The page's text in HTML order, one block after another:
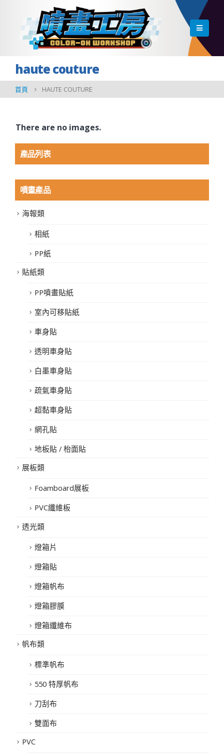
haute couture
首頁 HAUTE COUTURE
There are no images.
產品列表
噴畫產品
海報類
相紙
PP紙
貼紙類
PP噴畫貼紙
室內可移貼紙
車身貼
透明車身貼
白墨車身貼
疏氣車身貼
超黏車身貼
網孔貼
地板貼 / 枱面貼
展板類
Foamboard展板
PVC纖維板
透光類
燈箱片
燈箱貼
燈箱帆布
燈箱膠膜
燈箱纖維布
帆布類
標準帆布
550 特厚帆布
刀刮布
雙面布
PVC